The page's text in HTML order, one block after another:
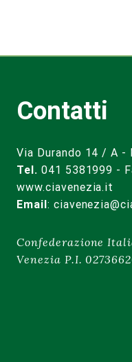
Contatti
Via Durando 14 / A -
Tel. 041 5381999 -
www.ciavenezia.it
Email:
Confederazione
Venezia P.I.